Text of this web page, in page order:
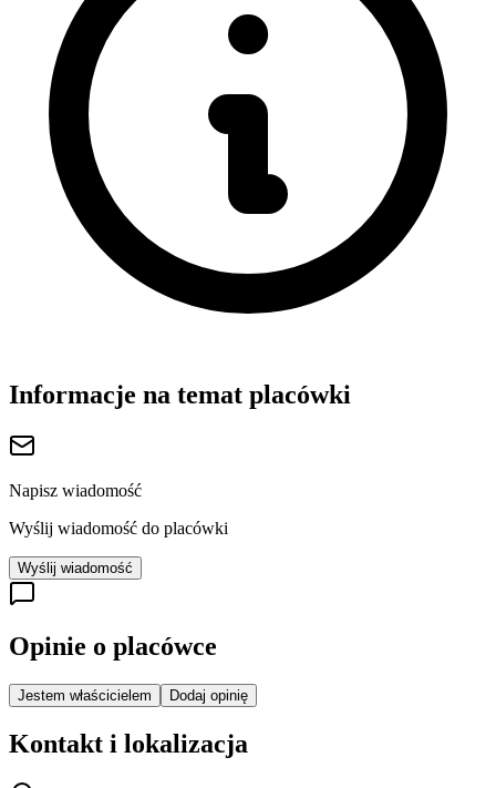
Informacje na temat placówki
Napisz wiadomość
Wyślij wiadomość do placówki
Wyślij wiadomość
Opinie o placówce
Jestem właścicielem Dodaj opinię
Kontakt i lokalizacja